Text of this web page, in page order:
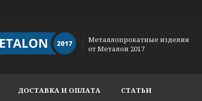
Металлопрокатные изделия
от Металон 2017
ДОСТАВКА И ОПЛАТА СТАТЬИ